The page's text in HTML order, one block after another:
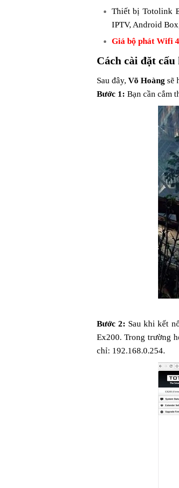
Thiết bị Totolink
IPTV, Android
Giá bộ phát Wifi
Cách cài đặt
Sau đây, Võ Hoàng sẽ
Bước 1: Bạn cần cắm
Bước 2: Sau khi kết
Ex200. Trong trường
chỉ: 192.168.0.254.